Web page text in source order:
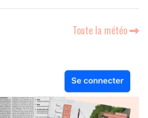
Toute la météo